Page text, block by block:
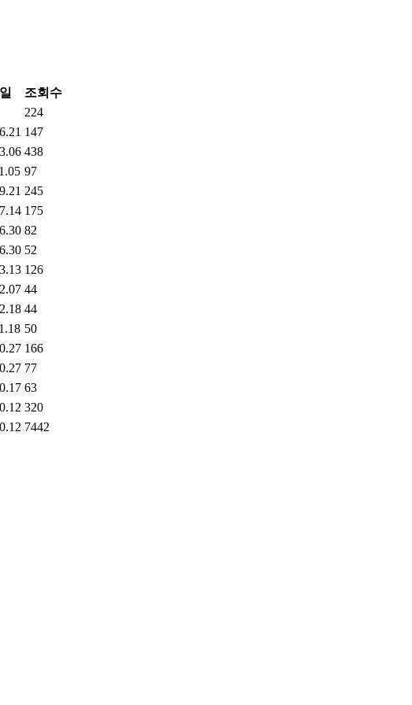
조회수
224
147
438
97
245
175
82
52
126
44
44
50
166
77
63
320
7442